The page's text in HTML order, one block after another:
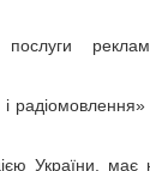
послуги
України,